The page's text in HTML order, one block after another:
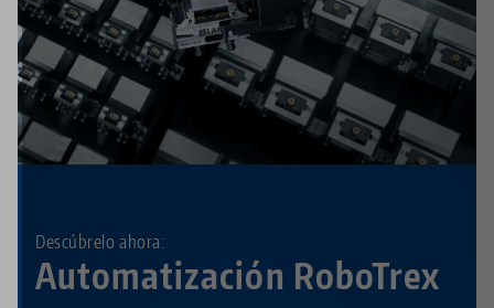
Automatización RoboTrex
Descúbrelo ahora: